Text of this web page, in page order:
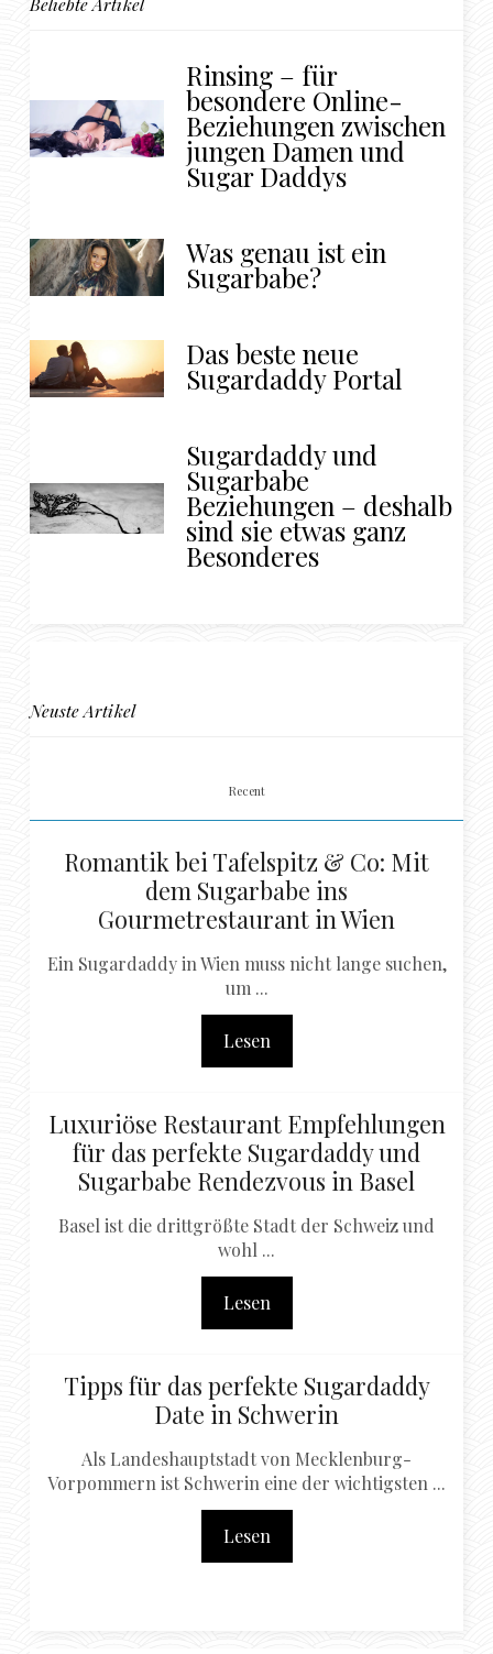
Rinsing – für
besondere Online-
Beziehungen zwischen
jungen Damen und
Sugar Daddys
Was genau ist ein
Sugarbabe?
Das beste neue
Sugardaddy Portal
Sugardaddy und
Sugarbabe
Beziehungen – deshalb
sind sie etwas ganz
Besonderes
Neuste Artikel
Recent
Romantik bei Tafelspitz & Co: Mit
dem Sugarbabe ins
Gourmetrestaurant in Wien
Ein Sugardaddy in Wien muss nicht lange suchen,
um ...
Lesen
Luxuriöse Restaurant Empfehlungen
für das perfekte Sugardaddy und
Sugarbabe Rendezvous in Basel
Basel ist die drittgrößte Stadt der Schweiz und
wohl ...
Lesen
Tipps für das perfekte Sugardaddy
Date in Schwerin
Als Landeshauptstadt von Mecklenburg-
Vorpommern ist Schwerin eine der wichtigsten ...
Lesen